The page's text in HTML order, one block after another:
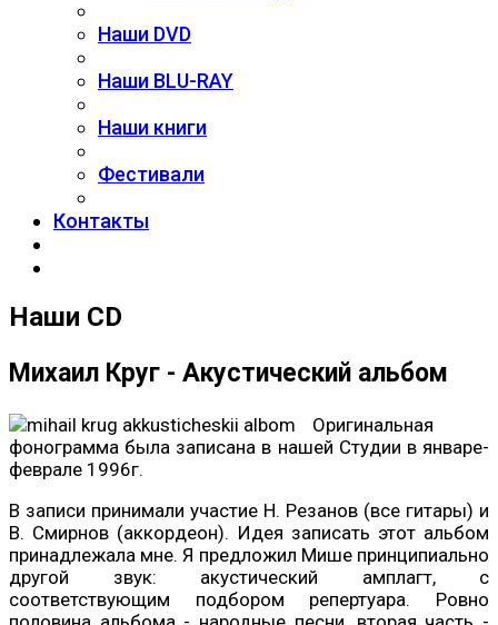
Наши DVD
Наши BLU-RAY
Наши книги
Фестивали
Контакты
Наши CD
Михаил Круг - Акустический альбом
Оригинальная
фонограмма была записана в нашей Студии в январе-
феврале 1996г.
В записи принимали участие Н. Резанов (все гитары) и
В. Смирнов (аккордеон). Идея записать этот альбом
принадлежала мне. Я предложил Мише принципиально
другой звук: акустический амплагт, с
соответствующим подбором репертуара. Ровно